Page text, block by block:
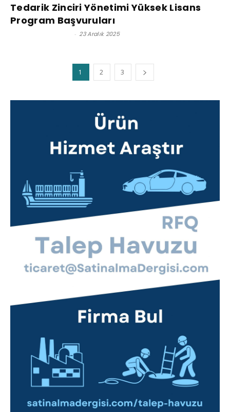
Tedarik Zinciri Yönetimi Yüksek Lisans
Program Başvuruları
- 23 Aralık 2025
1 2 3